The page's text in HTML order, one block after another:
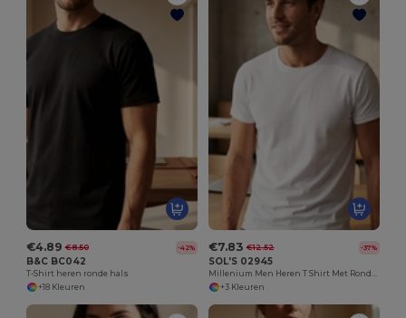
€4.89 €8.50 -42%
B&C BC042
T-Shirt heren ronde hals
+18 Kleuren
€7.83 €12.52 -37%
SOL'S 02945
Millenium Men Heren T Shirt Met Ronde Hals
+3 Kleuren